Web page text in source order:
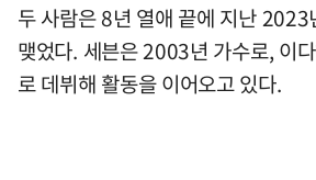
두 사람은 8년 열애 끝에 지난
맺었다. 세븐은 2003년 가수로, 이
로 데뷔해 활동을 이어오고 있다.